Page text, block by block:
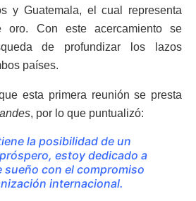
y Guatemala, el cual representa
oro. Con este acercamiento se
de profundizar los lazos
países.
esta primera reunión se presta
, por lo que puntualizó:
la posibilidad de un
estoy dedicado a
sueño con el compromiso
internacional.